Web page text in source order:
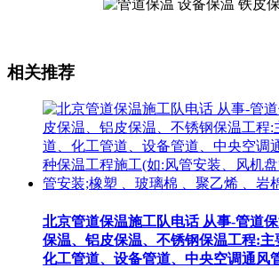
相关推荐
北京管道保温施工队电话 从事-管道
保温、铝皮保温、不锈钢保温工程:主
化工管道、设备管道、中央空调通风